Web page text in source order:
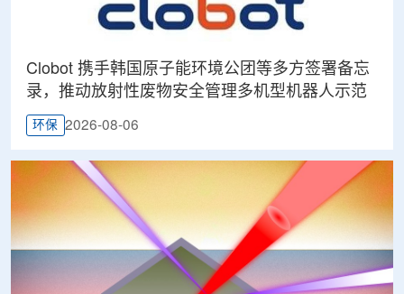
Clobot 携手韩国原子能环境公团等多方签署备忘
录，推动放射性废物安全管理多机型机器人示范
环保 2026-08-06